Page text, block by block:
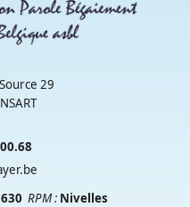
29
RPM: Nivelles